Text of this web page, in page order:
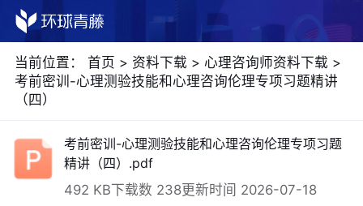
当前位置： 首页 > 资料下载 > 心理咨询师资料下载 >
考前密训-心理测验技能和心理咨询伦理专项习题精讲
（四）
考前密训-心理测验技能和心理咨询伦理专项习题
精讲（四）.pdf
492 KB下载数 238更新时间 2026-07-18